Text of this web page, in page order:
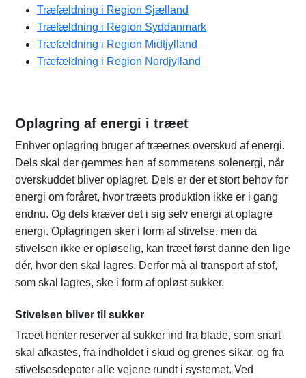
Træfældning i Region Sjælland
Træfældning i Region Syddanmark
Træfældning i Region Midtjylland
Træfældning i Region Nordjylland
Oplagring af energi i træet
Enhver oplagring bruger af træernes overskud af energi.
Dels skal der gemmes hen af sommerens solenergi, når
overskuddet bliver oplagret. Dels er der et stort behov for
energi om foråret, hvor træets produktion ikke er i gang
endnu. Og dels kræver det i sig selv energi at oplagre
energi. Oplagringen sker i form af stivelse, men da
stivelsen ikke er opløselig, kan træet først danne den lige
dér, hvor den skal lagres. Derfor må al transport af stof,
som skal lagres, ske i form af opløst sukker.
Stivelsen bliver til sukker
Træet henter reserver af sukker ind fra blade, som snart
skal afkastes, fra indholdet i skud og grenes sikar, og fra
stivelsesdepoter alle vejene rundt i systemet. Ved